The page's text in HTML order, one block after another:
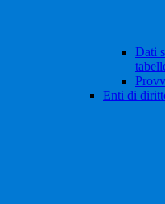
Dati
Enti di